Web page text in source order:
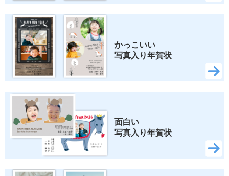
かっこいい
写真入り年賀状
面白い
写真入り年賀状